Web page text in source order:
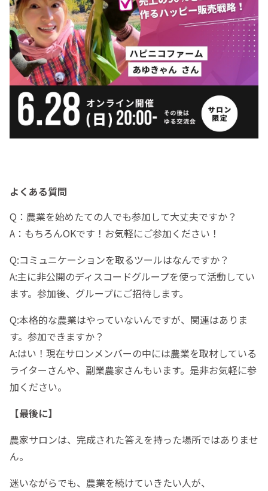
よくある質問
Q：農業を始めたての人でも参加して大丈夫ですか？
A：もちろんOKです！お気軽にご参加ください！
Q:コミュニケーションを取るツールはなんですか？
A:主に非公開のディスコードグループを使って活動してい
ます。参加後、グループにご招待します。
Q:本格的な農業はやっていないんですが、関連はありま
す。参加できますか？
A:はい！現在サロンメンバーの中には農業を取材している
ライターさんや、副業農家さんもいます。是非お気軽に参
加ください。
【最後に】
農家サロンは、完成された答えを持った場所ではありませ
ん。
迷いながらでも、農業を続けていきたい人が、